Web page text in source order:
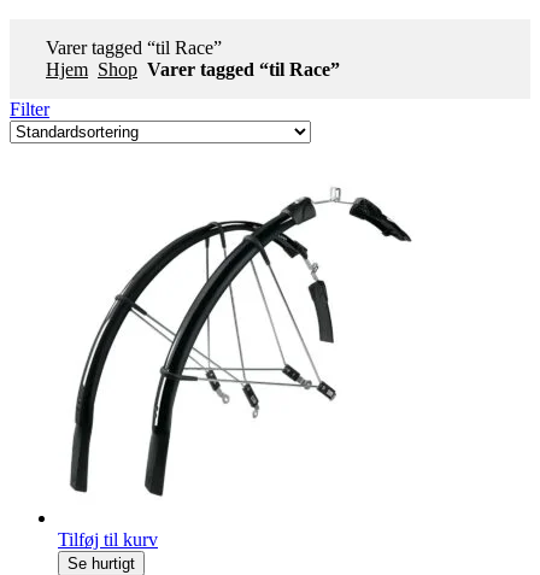
Varer tagged “til Race”
Hjem Shop Varer tagged “til Race”
Filter
Tilføj til kurv
Se hurtigt